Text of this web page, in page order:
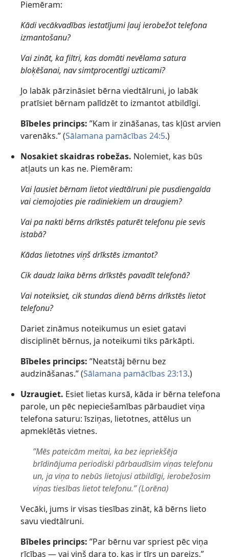
Piemēram:
Kādi vecākvadības iestatījumi ļauj ierobežot telefona
izmantošanu?
Vai zināt, ka filtri, kas domāti nevēlama satura
bloķēšanai, nav simtprocentīgi uzticami?
Jo labāk pārzināsiet bērna viedtālruni, jo labāk
pratīsiet bērnam palīdzēt to izmantot atbildīgi.
Bībeles princips: ”Kam ir zināšanas, tas kļūst arvien
varenāks.” (Sālamana pamācības 24:5.)
Nosakiet skaidras robežas. Nolemiet, kas būs
atļauts un kas ne. Piemēram:
Vai ļausiet bērnam lietot viedtālruni pie pusdiengalda
vai ciemojoties pie radiniekiem un draugiem?
Vai pa nakti bērns drīkstēs paturēt telefonu pie sevis
istabā?
Kādas lietotnes viņš drīkstēs izmantot?
Cik daudz laika bērns drīkstēs pavadīt telefonā?
Vai noteiksiet, cik stundas dienā bērns drīkstēs lietot
telefonu?
Dariet zināmus noteikumus un esiet gatavi
disciplinēt bērnus, ja noteikumi tiks pārkāpti.
Bībeles princips: ”Neatstāj bērnu bez
audzināšanas.” (Sālamana pamācības 23:13.)
Uzraugiet. Esiet lietas kursā, kāda ir bērna telefona
parole, un pēc nepieciešamības pārbaudiet viņa
telefona saturu: īsziņas, lietotnes, attēlus un
apmeklētās vietnes.
”Mēs pateicām meitai, ka bez iepriekšēja
brīdinājuma periodiski pārbaudīsim viņas telefonu
un, ja viņa to nebūs lietojusi atbildīgi, ierobežosim
viņas tiesības lietot telefonu.” (Lorēna)
Vecāki, jums ir visas tiesības zināt, kā bērns lieto
savu viedtālruni.
Bībeles princips: ”Par bērnu var spriest pēc viņa
rīcības — vai viņš dara to, kas ir tīrs un pareizs.”